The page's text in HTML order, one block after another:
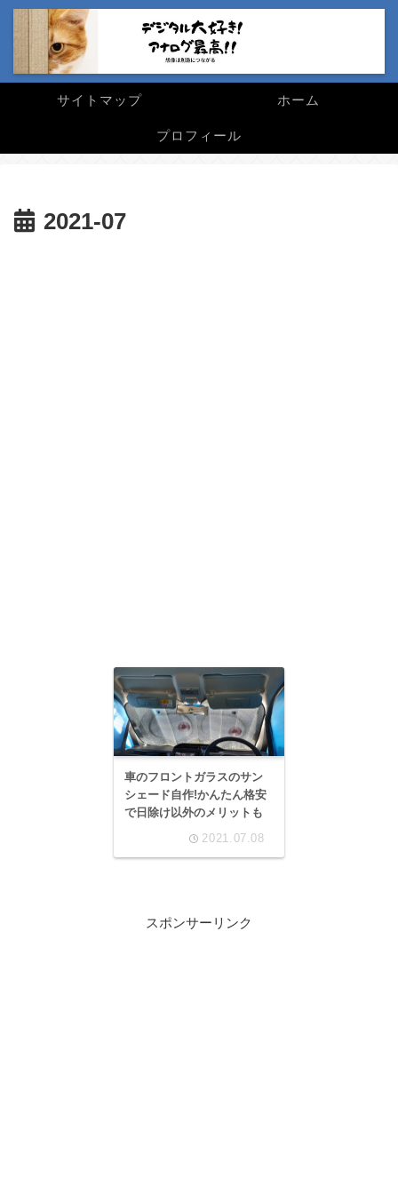
サイトマップ ホーム
プロフィール
2021-07
車のフロントガラスのサン
シェード自作!かんたん格安
で日除け以外のメリットも
2021.07.08
スポンサーリンク